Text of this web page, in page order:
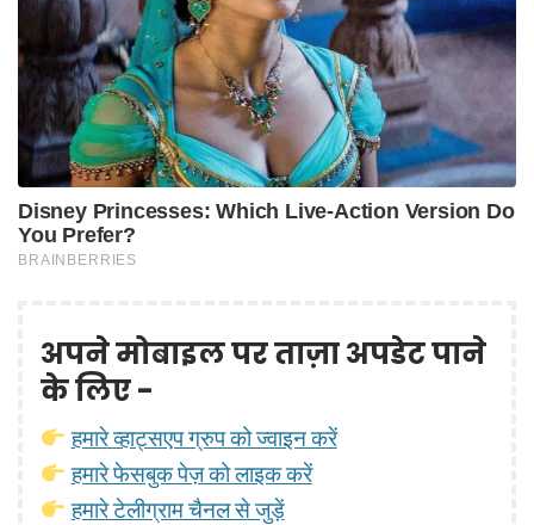
अपने मोबाइल पर ताज़ा अपडेट पाने
के लिए -
हमारे व्हाट्सएप ग्रुप को ज्वाइन करें
हमारे फेसबुक पेज़ को लाइक करें
हमारे टेलीग्राम चैनल से जुड़ें